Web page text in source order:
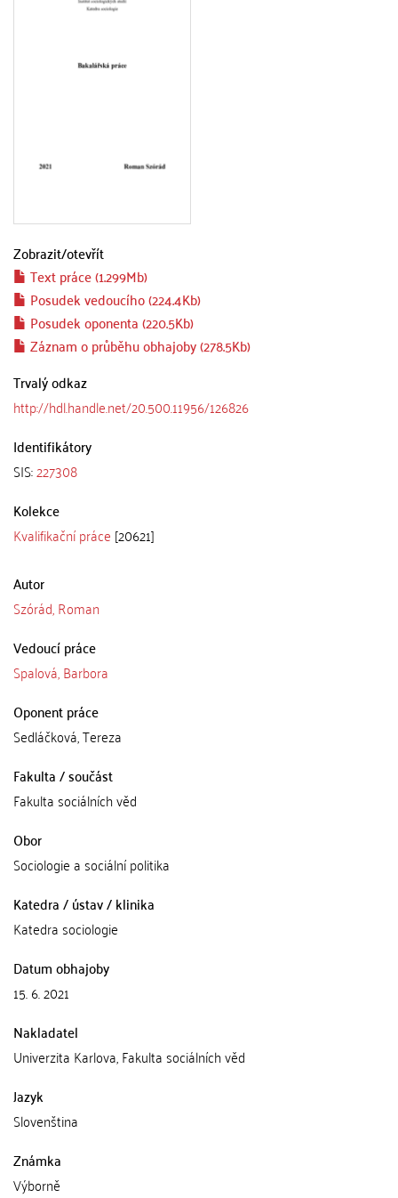
Zobrazit/otevřít
Text práce (1.299Mb)
Posudek vedoucího (224.4Kb)
Posudek oponenta (220.5Kb)
Záznam o průběhu obhajoby (278.5Kb)
Trvalý odkaz
http://hdl.handle.net/20.500.11956/126826
Identifikátory
SIS:227308
Kolekce
Kvalifikační práce [20621]
Autor
Szórád, Roman
Vedoucí práce
Spalová, Barbora
Oponent práce
Sedláčková, Tereza
Fakulta / součást
Fakulta sociálních věd
Obor
Sociologie a sociální politika
Katedra / ústav / klinika
Katedra sociologie
Datum obhajoby
15. 6. 2021
Nakladatel
Univerzita Karlova, Fakulta sociálních věd
Jazyk
Slovenština
Známka
Výborně